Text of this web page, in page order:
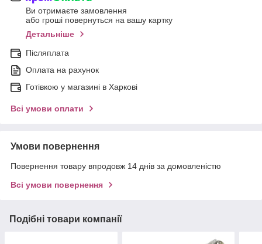
Ви отримаєте замовлення
або гроші повернуться на вашу картку
Детальніше
Післяплата
Оплата на рахунок
Готівкою у магазині в Харкові
Всі умови оплати
Умови повернення
Повернення товару впродовж 14 днів за домовленістю
Всі умови повернення
Подібні товари компанії